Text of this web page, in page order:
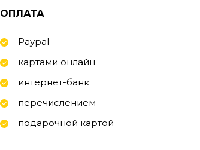
ОПЛАТА
Paypal
картами онлайн
интернет-банк
перечислением
подарочной картой